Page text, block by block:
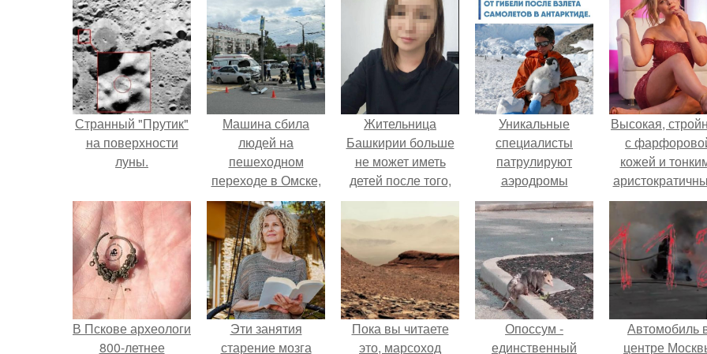
Странный "Прутик"
на поверхности
луны.
Машина сбила
людей на
пешеходном
переходе в Омске,
пострадали 8
человек.
Жительница
Башкирии больше
не может иметь
детей после того,
как медики сделали
ей аборт на шестом
месяце
беременности и
оставили в матке
плаценту.
Уникальные
специалисты
патрулируют
аэродромы
полярных станций,
чтобы возвращать
на лапы птиц,
опрокинутых на
спину звуковой
волной.
Высокая,
с
кожей и
чертами, эль
выглядит так,
сошла с
художника.
В Пскове археологи
800-летнее
Эти занятия
старение мозга
Пока вы читаете
это, марсоход
Опоссум -
единственный
Автомобиль
центре